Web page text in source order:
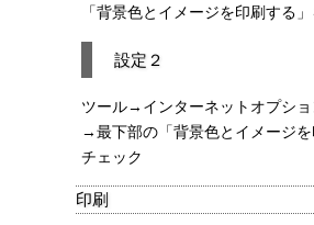
「背景色とイメージを印刷する
設定２
ツール→インターネットオプシ
→最下部の「背景色とイメージ
チェック
印刷